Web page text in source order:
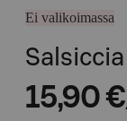
Ei valikoimassa
15,90